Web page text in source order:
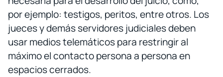
por ejemplo: testigos, peritos, entre otros. Los
jueces y demás servidores judiciales deben
usar medios telemáticos para restringir al
máximo el contacto persona a persona en
espacios cerrados.